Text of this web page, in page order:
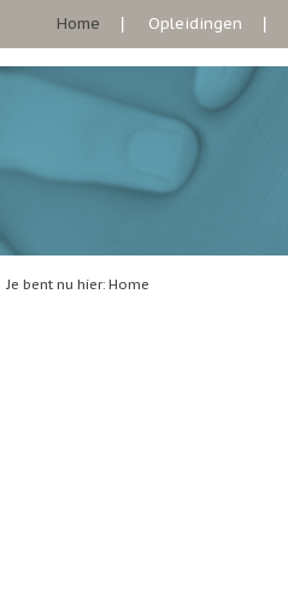
Home Opleidingen
Je bent nu hier: Home